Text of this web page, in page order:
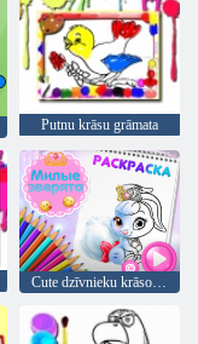
Putnu krāsu grāmata
Cute dzīvnieku krāsojamā grāmata